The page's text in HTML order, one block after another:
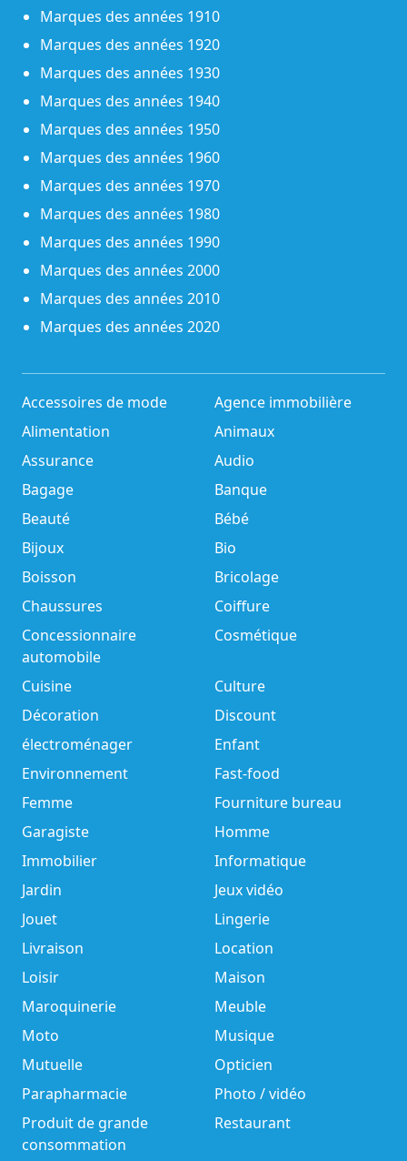
Marques des années 1910
Marques des années 1920
Marques des années 1930
Marques des années 1940
Marques des années 1950
Marques des années 1960
Marques des années 1970
Marques des années 1980
Marques des années 1990
Marques des années 2000
Marques des années 2010
Marques des années 2020
Accessoires de mode
Agence immobilière
Alimentation
Animaux
Assurance
Audio
Bagage
Banque
Beauté
Bébé
Bijoux
Bio
Boisson
Bricolage
Chaussures
Coiffure
Concessionnaire
automobile
Cosmétique
Cuisine
Culture
Décoration
Discount
électroménager
Enfant
Environnement
Fast-food
Femme
Fourniture bureau
Garagiste
Homme
Immobilier
Informatique
Jardin
Jeux vidéo
Jouet
Lingerie
Livraison
Location
Loisir
Maison
Maroquinerie
Meuble
Moto
Musique
Mutuelle
Opticien
Parapharmacie
Photo / vidéo
Produit de grande
consommation
Restaurant